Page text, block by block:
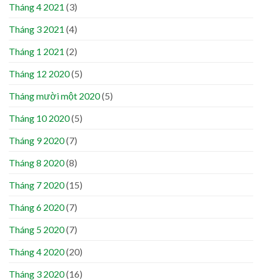
Tháng 4 2021 (3)
Tháng 3 2021 (4)
Tháng 1 2021 (2)
Tháng 12 2020(5)
Tháng mười một 2020(5)
Tháng 10 2020(5)
Tháng 9 2020(7)
Tháng 8 2020(8)
Tháng 7 2020(15)
Tháng 6 2020(7)
Tháng 5 2020(7)
Tháng 4 2020(20)
Tháng 3 2020(16)